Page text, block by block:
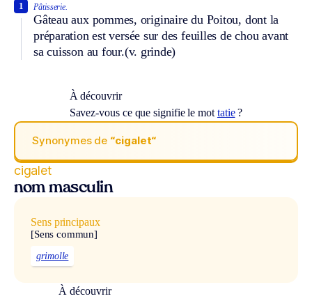
Pâtisserie.
Gâteau aux pommes, originaire du Poitou, dont la
préparation est versée sur des feuilles de chou avant
sa cuisson au four.(v. grinde)
1
À découvrir
Savez-vous ce que signifie le mot tatie?
Synonymes de “cigalet“
cigalet
nom masculin
Sens principaux
[Sens commun]
grimolle
À découvrir